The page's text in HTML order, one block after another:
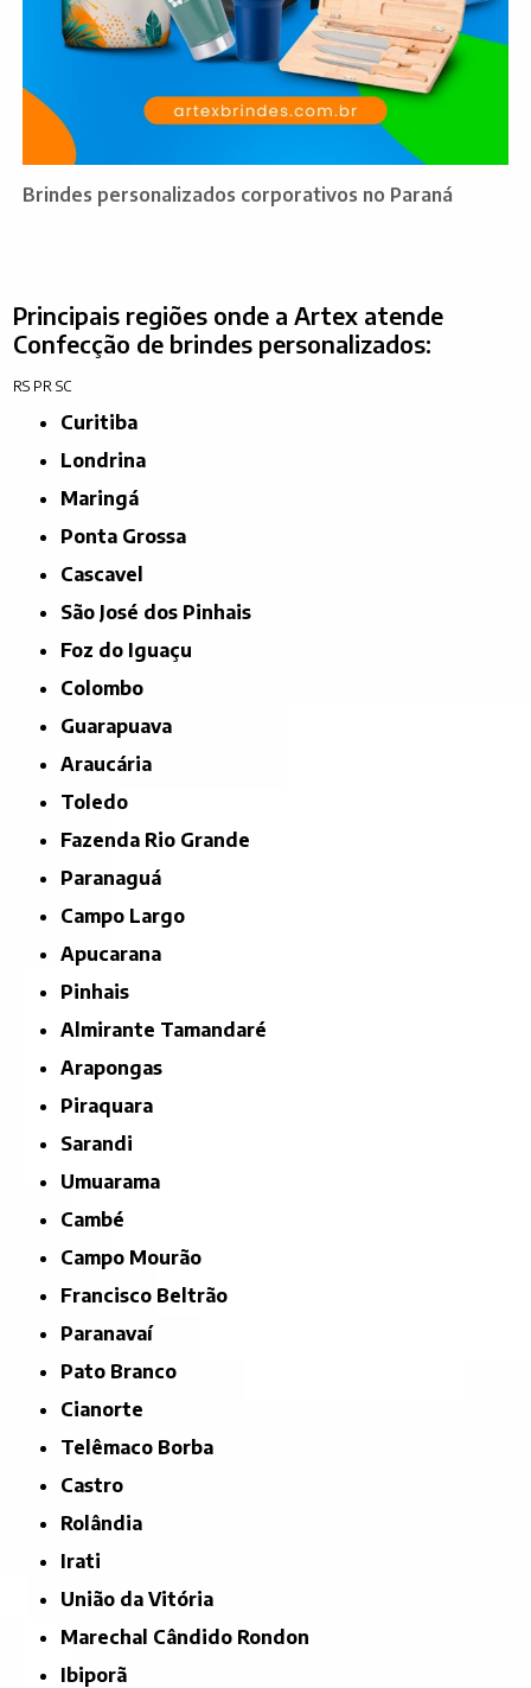
Brindes personalizados corporativos no Paraná
Principais regiões onde a Artex atende
Confecção de brindes personalizados:
RS PR SC
Curitiba
Londrina
Maringá
Ponta Grossa
Cascavel
São José dos Pinhais
Foz do Iguaçu
Colombo
Guarapuava
Araucária
Toledo
Fazenda Rio Grande
Paranaguá
Campo Largo
Apucarana
Pinhais
Almirante Tamandaré
Arapongas
Piraquara
Sarandi
Umuarama
Cambé
Campo Mourão
Francisco Beltrão
Paranavaí
Pato Branco
Cianorte
Telêmaco Borba
Castro
Rolândia
Irati
União da Vitória
Marechal Cândido Rondon
Ibiporã